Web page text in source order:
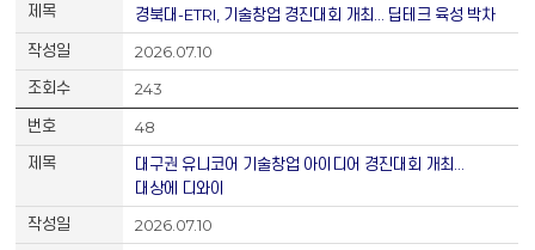
경북대-ETRI, 기술창업 경진대회 개최... 딥테크 육성 박차
2026.07.10
243
48
대구권 유니코어 기술창업 아이디어 경진대회 개최...
대상에 디와이
2026.07.10